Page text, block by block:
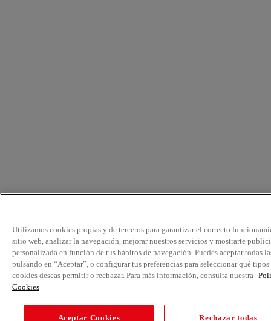
Utilizamos cookies propias y de terceros para garantizar el correcto
sitio web, analizar la navegación, mejorar nuestros servicios y mostrarte
personalizada en función de tus hábitos de navegación. Puedes aceptar todas
pulsando en “Aceptar”, o configurar tus preferencias para seleccionar qué tipos
cookies deseas permitir o rechazar. Para más información, consulta nuestra
Cookies
Aceptar Cookies Rechazar todas